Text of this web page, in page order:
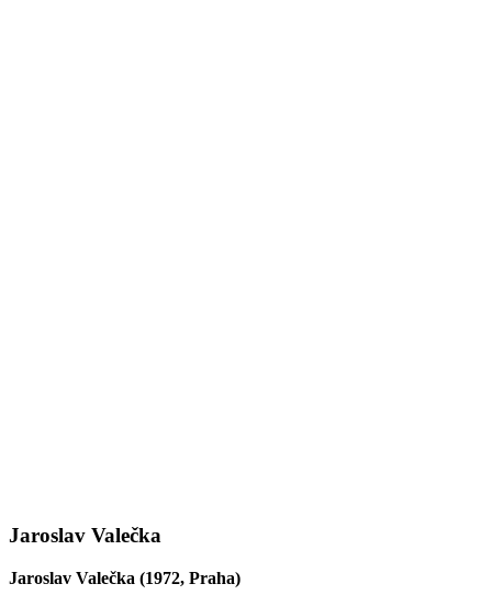
Jaroslav Valečka
Jaroslav Valečka (1972, Praha)